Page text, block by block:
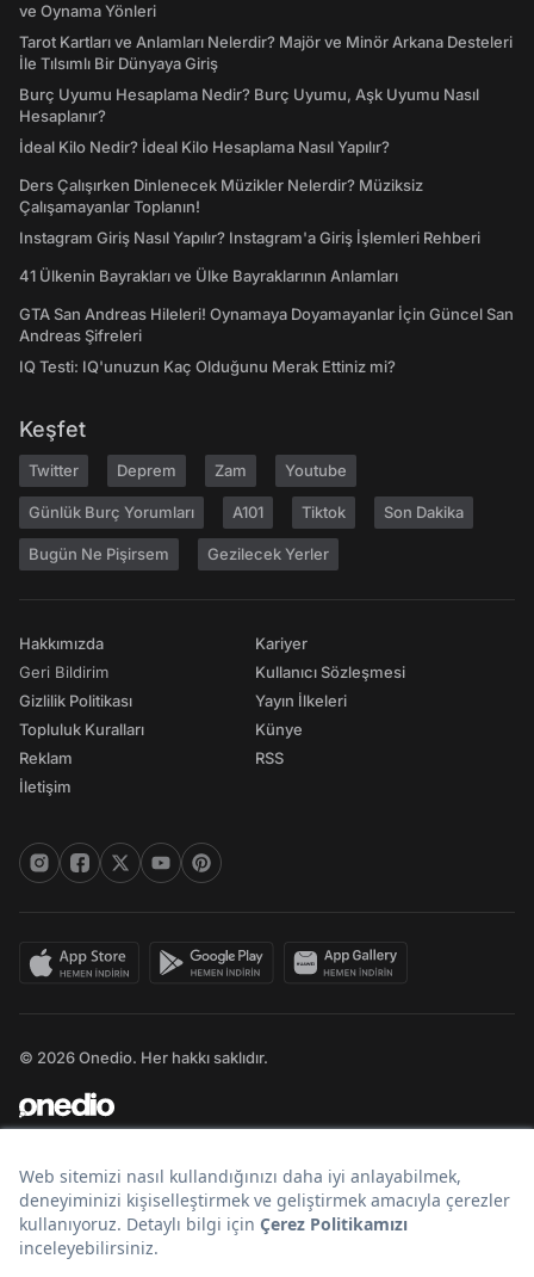
ve Oynama Yönleri
Tarot Kartları ve Anlamları Nelerdir? Majör ve Minör Arkana Desteleri
İle Tılsımlı Bir Dünyaya Giriş
Burç Uyumu Hesaplama Nedir? Burç Uyumu, Aşk Uyumu Nasıl
Hesaplanır?
İdeal Kilo Nedir? İdeal Kilo Hesaplama Nasıl Yapılır?
Ders Çalışırken Dinlenecek Müzikler Nelerdir? Müziksiz
Çalışamayanlar Toplanın!
Instagram Giriş Nasıl Yapılır? Instagram'a Giriş İşlemleri Rehberi
41 Ülkenin Bayrakları ve Ülke Bayraklarının Anlamları
GTA San Andreas Hileleri! Oynamaya Doyamayanlar İçin Güncel San
Andreas Şifreleri
IQ Testi: IQ'unuzun Kaç Olduğunu Merak Ettiniz mi?
Keşfet
Twitter Deprem Zam Youtube
Günlük Burç Yorumları A101 Tiktok Son Dakika
Bugün Ne Pişirsem Gezilecek Yerler
Hakkımızda
Geri Bildirim
Gizlilik Politikası
Topluluk Kuralları
Reklam
İletişim
Kariyer
Kullanıcı Sözleşmesi
Yayın İlkeleri
Künye
RSS
© 2026 Onedio. Her hakkı saklıdır.
Bir markasıdır.